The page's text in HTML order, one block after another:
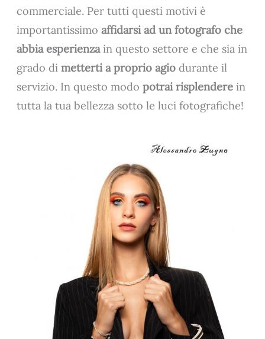
commerciale. Per tutti questi motivi è
importantissimoaffidarsi ad un fotografo che
abbia esperienzain questo settore e che sia in
grado dimetterti a proprio agiodurante il
servizio. In questo modopotrai risplendere in
tutta la tua bellezza sotto le luci fotografiche!